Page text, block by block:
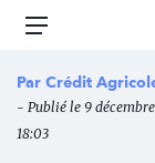
Aller
principal
Menu
Par Crédit
- Publié le 9
18:03